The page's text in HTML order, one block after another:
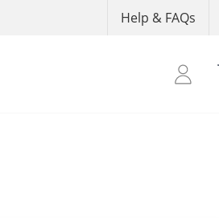
Help & FAQs